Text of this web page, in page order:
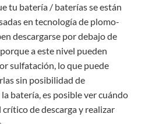
tu batería / baterías se están
en tecnología de plomo-
descargarse por debajo de
a este nivel pueden
sulfatación, lo que puede
sin posibilidad de
batería, es posible ver cuándo
de descarga y realizar